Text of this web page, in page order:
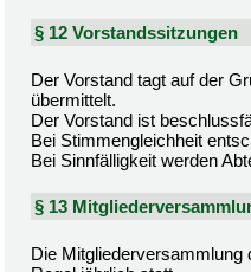
§ 12 Vorstandssitzungen
Der Vorstand tagt auf der
übermittelt.
Der Vorstand ist
Bei Stimmengleichheit
Bei Sinnfälligkeit werden
§ 13
Die Mitgliederversammlung